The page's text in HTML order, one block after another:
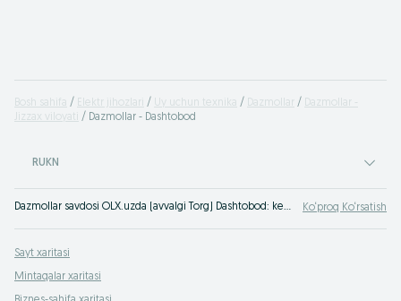
Bosh sahifa Elektr jihozlari Uy uchun texnika Dazmollar
Dazmollar -
Jizzax viloyati
Dazmollar - Dashtobod
RUKN
Dazmollar savdosi OLX.uzda (avvalgi Torg) Dashtobod: keng turdagi assortiment va eng yaxshi narxlar. Saytimizga kiring va o‘zingiz guvoh bo‘ling Dashtobod. OLX.uz - eng foydali takliflar siz uchun! Ko‘proq Ko‘rsatish
Sayt xaritasi
Mintaqalar xaritasi